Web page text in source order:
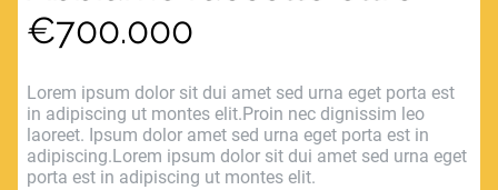
€700.000
Lorem ipsum dolor sit dui amet sed urna eget porta est
in adipiscing ut montes elit.Proin nec dignissim leo
laoreet. Ipsum dolor amet sed urna eget porta est in
adipiscing.Lorem ipsum dolor sit dui amet sed urna eget
porta est in adipiscing ut montes elit.